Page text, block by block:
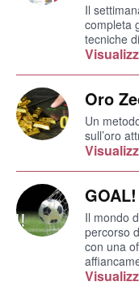
Il
completa
tecniche
Oro
Un
sull’oro
GOAL!
Il mondo
percorso
con una